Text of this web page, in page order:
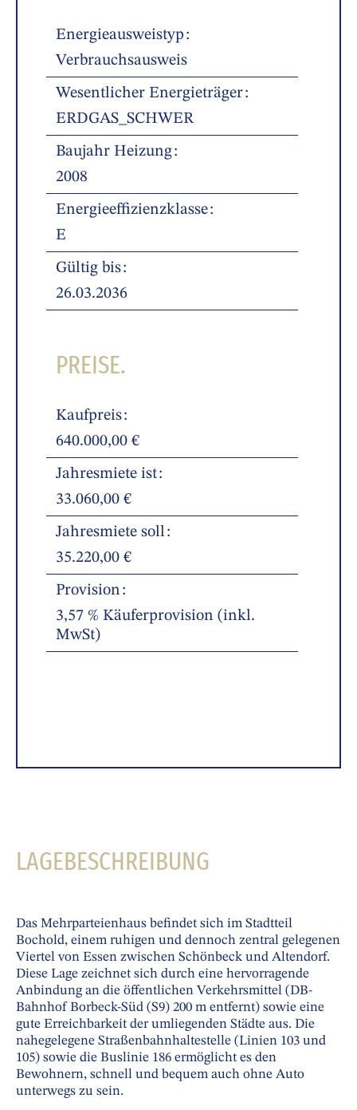
Energieausweistyp
Verbrauchsausweis
Wesentlicher Energieträger
ERDGAS_SCHWER
Baujahr Heizung
2008
Energieeffizienzklasse
E
Gültig bis
26.03.2036
PREISE.
Kaufpreis
640.000,00 €
Jahresmiete ist
33.060,00 €
Jahresmiete soll
35.220,00 €
Provision
3,57 % Käuferprovision (inkl.
MwSt)
LAGEBESCHREIBUNG
Das Mehrparteienhaus befindet sich im Stadtteil
Bochold, einem ruhigen und dennoch zentral gelegenen
Viertel von Essen zwischen Schönbeck und Altendorf.
Diese Lage zeichnet sich durch eine hervorragende
Anbindung an die öffentlichen Verkehrsmittel (DB-
Bahnhof Borbeck-Süd (S9) 200 m entfernt) sowie eine
gute Erreichbarkeit der umliegenden Städte aus. Die
nahegelegene Straßenbahnhaltestelle (Linien 103 und
105) sowie die Buslinie 186 ermöglicht es den
Bewohnern, schnell und bequem auch ohne Auto
unterwegs zu sein.